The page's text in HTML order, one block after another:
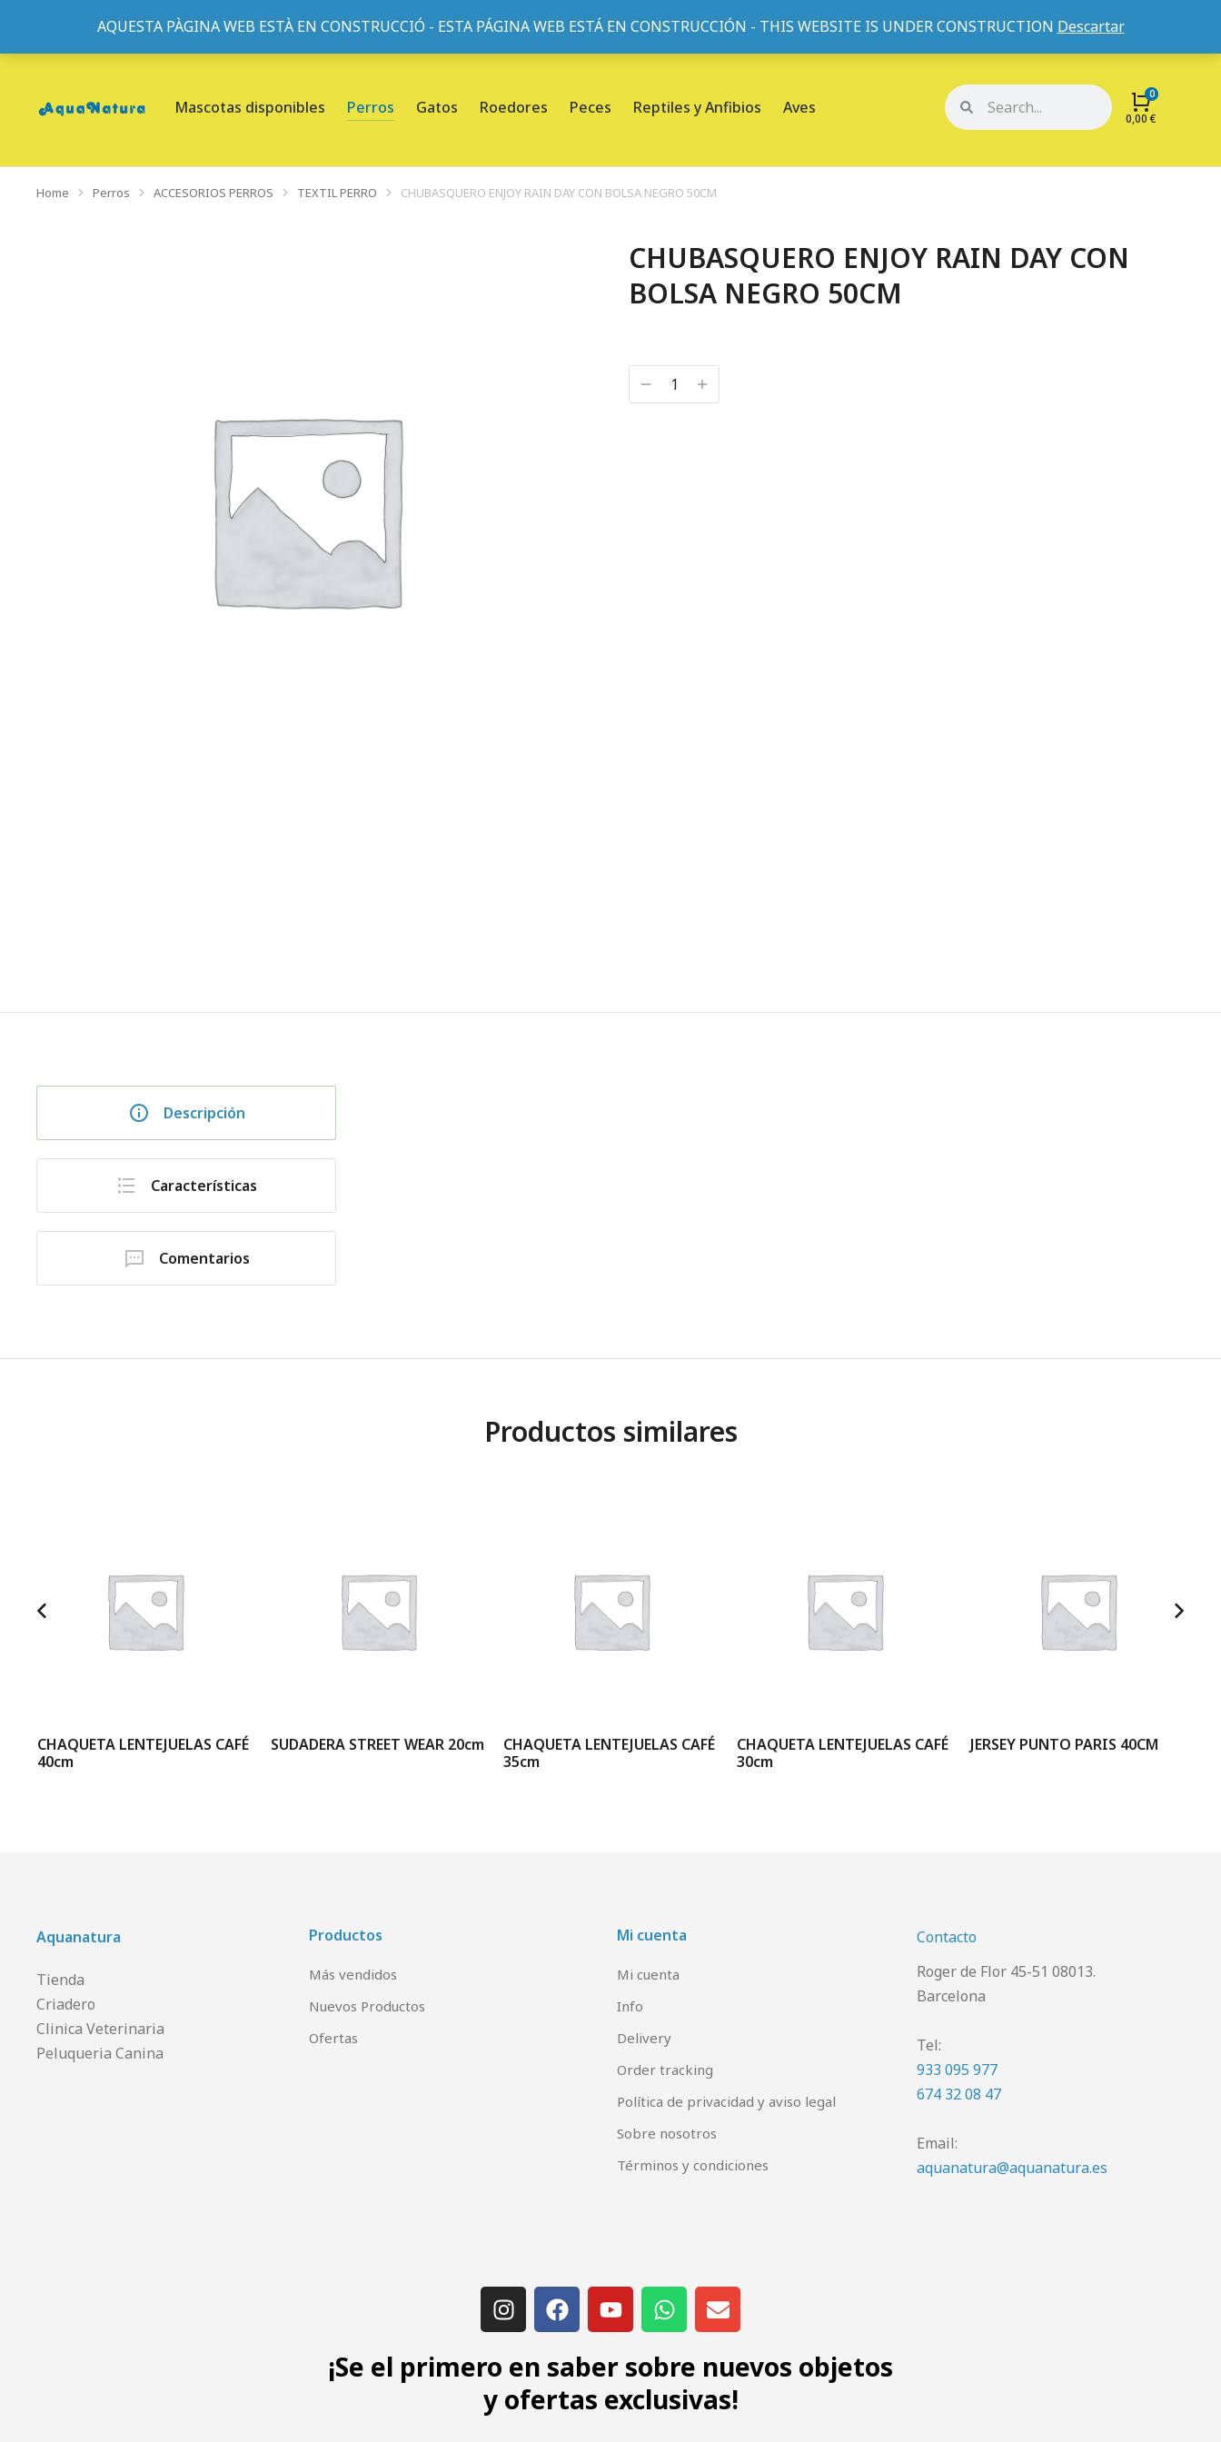
AQUESTA PÀGINA WEB ESTÀ EN CONSTRUCCIÓ - ESTA PÁGINA WEB ESTÁ EN CONSTRUCCIÓN - THIS WEBSITE IS UNDER CONSTRUCTION Descartar
933095977-933152057-933103463- C/ de Roger de Flor, 45, L'Eixample, 08013 Barcelona |Sobre nosotros Mi cuenta Mis pedidos
Mascotas disponibles Perros Gatos Roedores Peces Reptiles y Anfibios Aves
0,00€
You are here:
Home Perros ACCESORIOS PERROS TEXTIL PERRO CHUBASQUERO ENJOY RAIN DAY CON BOLSA NEGRO 50CM
CHUBASQUERO ENJOY RAIN DAY CON
BOLSA NEGRO 50CM
Descripción
Características
Comentarios
Productos similares
CHAQUETA LENTEJUELAS CAFÉ
40cm
SUDADERA STREET WEAR 20cm
CHAQUETA LENTEJUELAS CAFÉ
35cm
CHAQUETA LENTEJUELAS CAFÉ
30cm
JERSEY PUNTO PARIS 40CM
Aquanatura
Tienda
Criadero
Clinica Veterinaria
Peluqueria Canina
Productos
Más vendidos
Nuevos Productos
Ofertas
Mi cuenta
Mi cuenta
Info
Delivery
Order tracking
Política de privacidad y aviso legal
Sobre nosotros
Términos y condiciones
Contacto
Roger de Flor 45-51 08013.
Barcelona
Tel:
933 095 977
674 32 08 47
Email:
aquanatura@aquanatura.es
¡Se el primero en saber sobre nuevos objetos
y ofertas exclusivas!